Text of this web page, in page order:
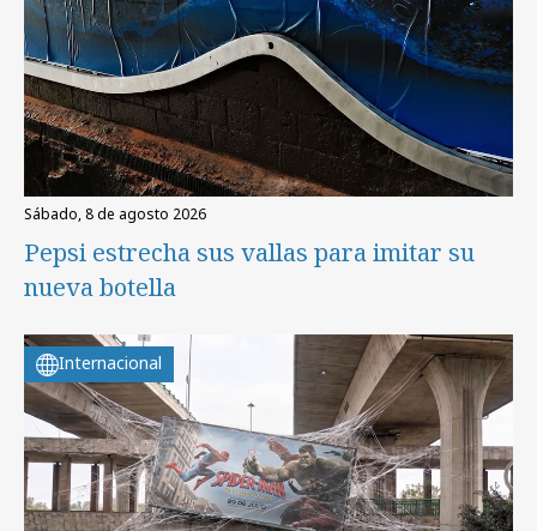
sábado, 8 de agosto 2026
Pepsi estrecha sus vallas para imitar su
nueva botella
Internacional